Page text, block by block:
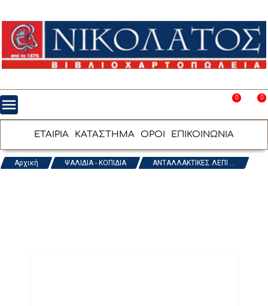
menu 0
favorite_border 0
shopping_cart
ΕΤΑΙΡΙΑ ΚΑΤΑΣΤΗΜΑ ΟΡΟΙ ΕΠΙΚΟΙΝΩΝΙΑ
Αρχική ΨΑΛΙΔΙΑ - ΚΟΠΙΔΙΑ ΑΝΤΑΛΛΑΚΤΙΚΕΣ ΛΕΠΙ ...